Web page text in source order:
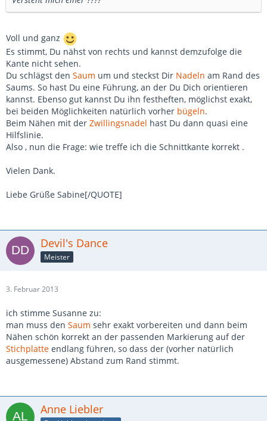
Voll und ganz
Es stimmt, Du nähst von rechts und kannst demzufolge die
Kante nicht sehen.
Du schlägst den Saum um und steckst Dir Nadeln am Rand des
Saums. So hast Du eine Führung, an der Du Dich orientieren
kannst. Ebenso gut kannst Du ihn festheften, möglichst exakt,
bei beiden Möglichkeiten natürlich vorher bügeln.
Beim Nähen mit der Zwillingsnadel hast Du dann quasi eine
Hilfslinie.
Also , nun die Frage: wie treffe ich die Schnittkante korrekt .
Vielen Dank.
Liebe Grüße Sabine[/QUOTE]
Devil's Dance
Meister
3. Februar 2013
ich stimme Susanne zu:
man muss den Saum sehr exakt vorbereiten und dann beim
Nähen schön korrekt an der passenden Markierung auf der
Stichplatte endlang führen, so dass der (vorher natürlich
ausgemessene) Abstand zum Rand stimmt.
Anne Liebler